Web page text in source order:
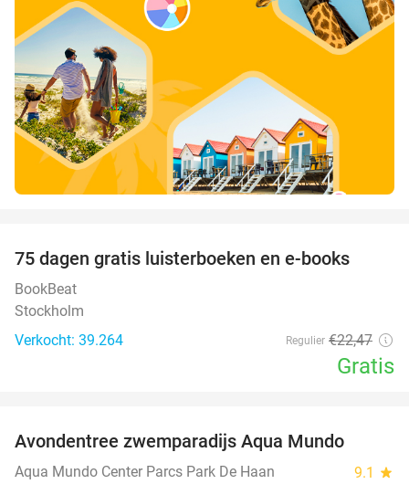
75 dagen gratis luisterboeken en e-books
BookBeat
Stockholm
Verkocht: 39.264
Regulier €22,47
Gratis
Avondentree zwemparadijs Aqua Mundo
Aqua Mundo Center Parcs Park De Haan 9.1 star